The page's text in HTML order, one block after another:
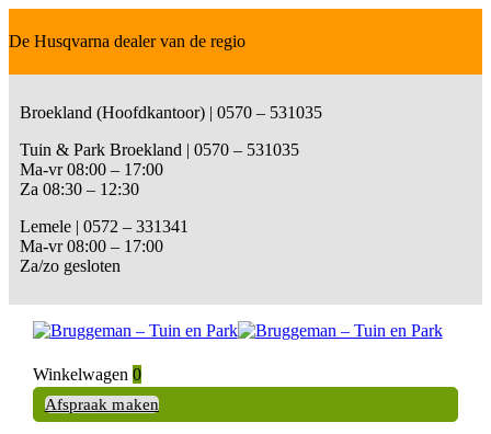
De Husqvarna dealer van de regio
Broekland (Hoofdkantoor) | 0570 – 531035
Tuin & Park Broekland | 0570 – 531035
Ma-vr 08:00 – 17:00
Za 08:30 – 12:30
Lemele | 0572 – 331341
Ma-vr 08:00 – 17:00
Za/zo gesloten
Winkelwagen 0
Afspraak maken